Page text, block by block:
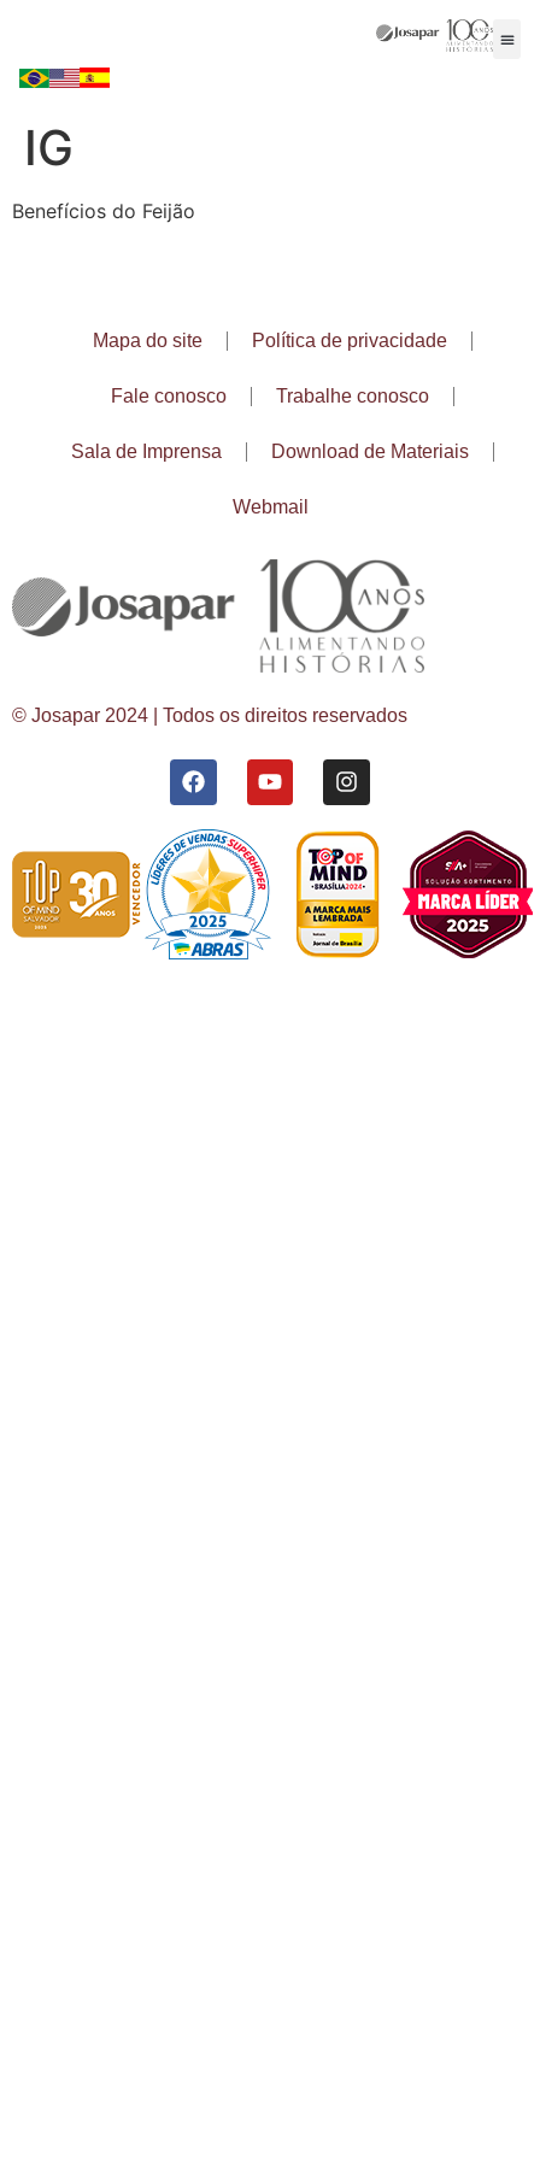
IG
Benefícios do Feijão
Mapa do site Política de privacidade
Fale conosco Trabalhe conosco
Sala de Imprensa Download de Materiais
Webmail
© Josapar 2024 | Todos os direitos reservados